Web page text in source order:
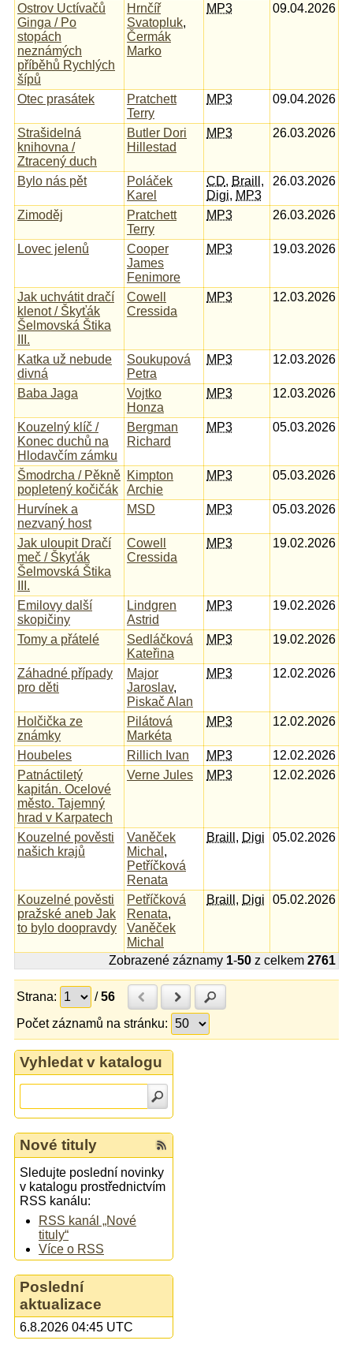
Ostrov Uctívačů
Ginga / Po
stopách
neznámých
příběhů Rychlých
šípů
Hrnčíř
Svatopluk,
Čermák
Marko
MP3 09.04.2026
Otec prasátek
Pratchett
Terry
MP3 09.04.2026
Strašidelná
knihovna /
Ztracený duch
Butler Dori
Hillestad
MP3 26.03.2026
Bylo nás pět
Poláček
Karel
CD, Braill ,
Digi, MP3
26.03.2026
Zimoděj
Pratchett
Terry
MP3 26.03.2026
Lovec jelenů
Cooper
James
Fenimore
MP3 19.03.2026
Jak uchvátit dračí
klenot / Škyťák
Šelmovská Štika
III.
Cowell
Cressida
MP3 12.03.2026
Katka už nebude
divná
Soukupová
Petra
MP3 12.03.2026
Baba Jaga
Vojtko
Honza
MP3 12.03.2026
Kouzelný klíč /
Konec duchů na
Hlodavčím zámku
Bergman
Richard
MP3 05.03.2026
Šmodrcha / Pěkně
popletený kočičák
Kimpton
Archie
MP3 05.03.2026
Hurvínek a
nezvaný host
MSD MP3 05.03.2026
Jak uloupit Dračí
meč / Škyťák
Šelmovská Štika
III.
Cowell
Cressida
MP3 19.02.2026
Emilovy další
skopičiny
Lindgren
Astrid
MP3 19.02.2026
Tomy a přátelé
Sedláčková
Kateřina
MP3 19.02.2026
Záhadné případy
pro děti
Major
Jaroslav,
Piskač Alan
MP3 12.02.2026
Holčička ze
známky
Pilátová
Markéta
MP3 12.02.2026
Houbeles Rillich Ivan MP3
12.02.2026
Patnáctiletý
kapitán. Ocelové
město. Tajemný
hrad v Karpatech
Verne Jules MP3 12.02.2026
Kouzelné pověsti
našich krajů
Vaněček
Michal ,
Petříčková
Renata
Braill , Digi 05.02.2026
Kouzelné pověsti
pražské aneb Jak
to bylo doopravdy
Petříčková
Renata,
Vaněček
Michal
Braill , Digi 05.02.2026
Zobrazené záznamy 1-50 z celkem 2761
Strana: /56 Předchozí
Další
Počet záznamů na stránku:
Vyhledat v katalogu
Nové tituly
Sledujte poslední novinky
v katalogu prostřednictvím
RSS kanálu:
RSS kanál „Nové
tituly“
Více o RSS
Poslední
aktualizace
6.8.2026 04:45 UTC